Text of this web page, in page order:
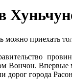
приехать
Вончон.
дорог города